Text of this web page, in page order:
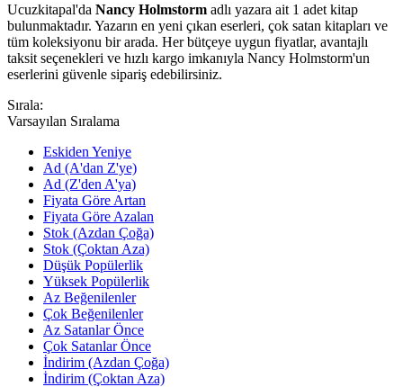
Ucuzkitapal'da Nancy Holmstorm adlı yazara ait 1 adet kitap
bulunmaktadır. Yazarın en yeni çıkan eserleri, çok satan kitapları ve
tüm koleksiyonu bir arada. Her bütçeye uygun fiyatlar, avantajlı
taksit seçenekleri ve hızlı kargo imkanıyla Nancy Holmstorm'un
eserlerini güvenle sipariş edebilirsiniz.
Sırala:
Varsayılan Sıralama
Eskiden Yeniye
Ad (A'dan Z'ye)
Ad (Z'den A'ya)
Fiyata Göre Artan
Fiyata Göre Azalan
Stok (Azdan Çoğa)
Stok (Çoktan Aza)
Düşük Popülerlik
Yüksek Popülerlik
Az Beğenilenler
Çok Beğenilenler
Az Satanlar Önce
Çok Satanlar Önce
İndirim (Azdan Çoğa)
İndirim (Çoktan Aza)